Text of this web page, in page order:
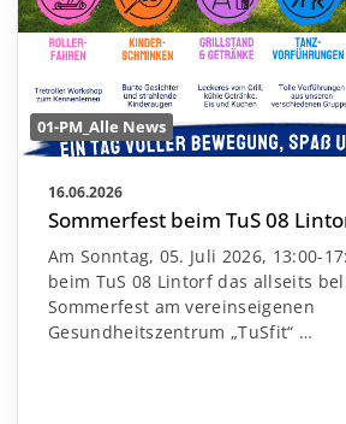
01-PM_Alle News
16.06.2026
Sommerfest beim TuS 08
Am Sonntag, 05. Juli 2026, 13:00-
beim TuS 08 Lintorf das allseits
Sommerfest am vereinseigenen
Gesundheitszentrum „TuSfit“ …